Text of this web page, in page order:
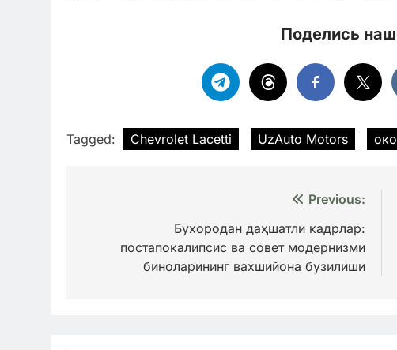
Поделись
Tagged: Chevrolet Lacetti UzAuto Motors
записям
Previous:
Бухородан даҳшатли кадрлар:
постапокалипсис ва совет модернизми
биноларининг вахшийона бузилиши